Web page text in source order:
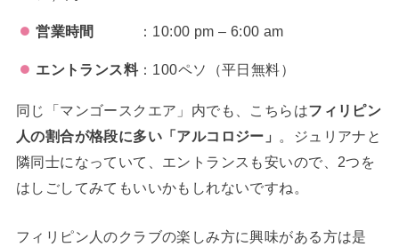
営業時間 ：10:00 pm – 6:00 am
エントランス料：100ペソ（平日無料）
同じ「マンゴースクエア」内でも、こちらはフィリピン
人の割合が格段に多い「アルコロジー」 。ジュリアナと
隣同士になっていて、エントランスも安いので、2つを
はしごしてみてもいいかもしれないですね。
フィリピン人のクラブの楽しみ方に興味がある方は是